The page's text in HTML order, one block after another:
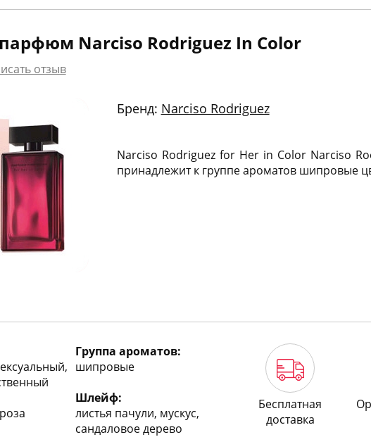
Narciso Rodriguez In Color
отзыв
Бренд: Narciso Rodriguez
Narciso Rodriguez for Her in Color Narciso
принадлежит к группе ароматов шипровые
Группа ароматов:
шипровые
Шлейф:
листья пачули, мускус,
сандаловое дерево
Бесплатная
доставка